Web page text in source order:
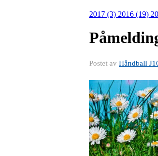
2017 (3) 2016 (19)
Postet av Håndball